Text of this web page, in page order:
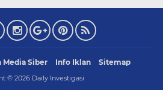
Media Siber Info Iklan Sitemap
© 2026 Daily Investigasi